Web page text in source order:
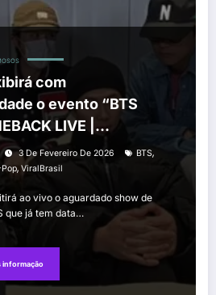
com
o evento “BTS
LIVE |
3 De Fevereiro De 2026 BTS,
Pop, ViralBrasil
ao vivo o aguardado show de
que já tem data…
informação